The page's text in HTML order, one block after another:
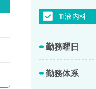
血液内科
勤務曜日
勤務体系